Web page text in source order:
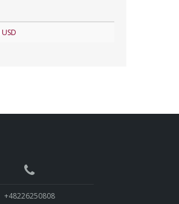
USD
+48226250808